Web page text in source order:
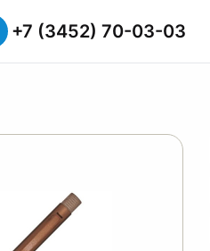
+7 (3452) 70-03-03